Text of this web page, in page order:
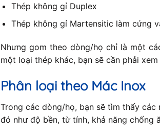
Thép không gỉ Duplex
Thép không gỉ Martensitic làm cứng
Nhưng gom theo dòng/họ chỉ là một
một loại thép khác, bạn sẽ cần phải
Phân loại theo Mác Inox
Trong các dòng/họ, bạn sẽ tìm thấy
đó như độ bền, từ tính, khả năng chống